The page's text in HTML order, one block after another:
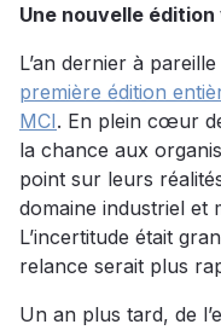
Une nouvelle
L’an dernier à
première édition
MCI. En plein cœur
la chance aux
point sur leurs
domaine industriel et
L’incertitude était
relance serait plus
Un an plus tard, de